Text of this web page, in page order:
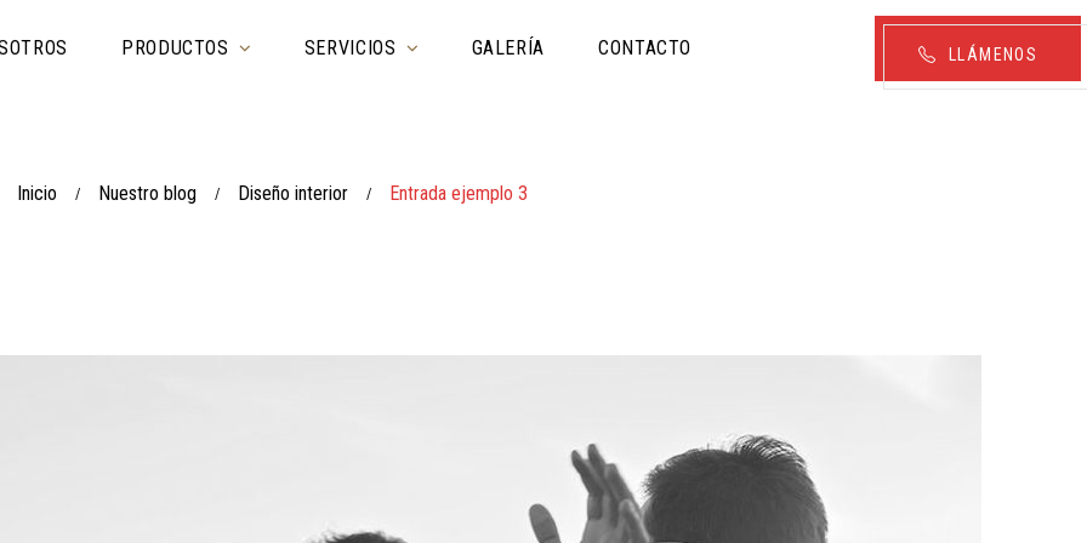
PRODUCTOS SERVICIOS GALERÍA CONTACTO LLÁMENOS
Inicio / Nuestro blog / Diseño interior / Entrada ejemplo 3